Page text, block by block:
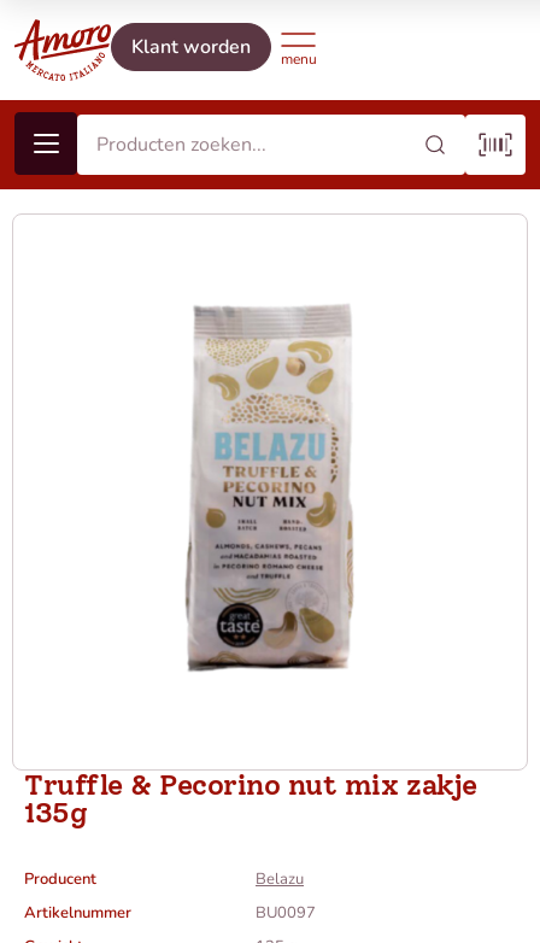
Klant worden
Truffle & Pecorino nut mix zakje
135g
Producent
Belazu
Artikelnummer
BU0097